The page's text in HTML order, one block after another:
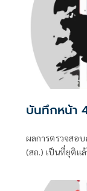
กับประกาศกล
บันทึกหน้า
ผลการตรวจสอ
(สถ.) เป็นที่ยุติแ
อย่างที่ควรทำห